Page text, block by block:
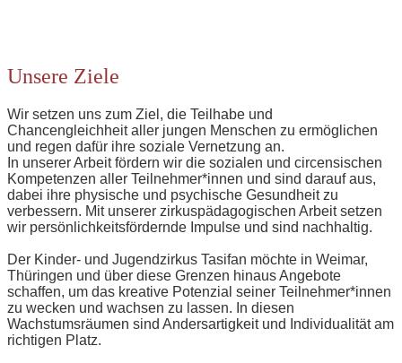
Unsere Ziele
Wir setzen uns zum Ziel, die Teilhabe und
Chancengleichheit aller jungen Menschen zu ermöglichen
und regen dafür ihre soziale Vernetzung an.
In unserer Arbeit fördern wir die sozialen und circensischen
Kompetenzen aller Teilnehmer*innen und sind darauf aus,
dabei ihre physische und psychische Gesundheit zu
verbessern. Mit unserer zirkuspädagogischen Arbeit setzen
wir persönlichkeitsfördernde Impulse und sind nachhaltig.
Der Kinder- und Jugendzirkus Tasifan möchte in Weimar,
Thüringen und über diese Grenzen hinaus Angebote
schaffen, um das kreative Potenzial seiner Teilnehmer*innen
zu wecken und wachsen zu lassen. In diesen
Wachstumsräumen sind Andersartigkeit und Individualität am
richtigen Platz.